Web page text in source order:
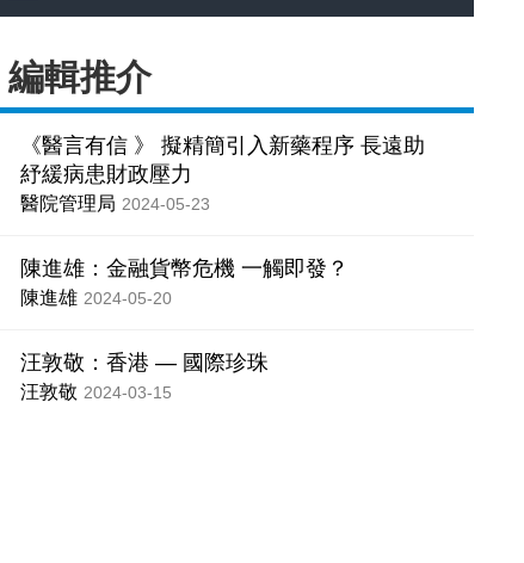
編輯推介
《醫言有信 》 擬精簡引入新藥程序 長遠助
紓緩病患財政壓力
醫院管理局 2024-05-23
陳進雄：金融貨幣危機 一觸即發？
陳進雄 2024-05-20
汪敦敬：香港 — 國際珍珠
汪敦敬 2024-03-15